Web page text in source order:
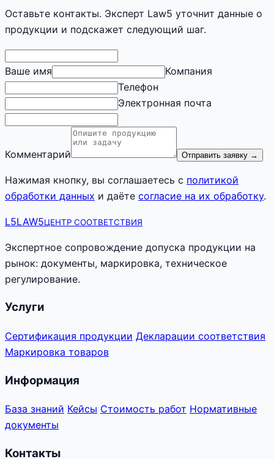
Оставьте контакты. Эксперт Law5 уточнит данные о
продукции и подскажет следующий шаг.
Ваше имя
Компания
Телефон
Электронная почта
Комментарий Отправить заявку →
Нажимая кнопку, вы соглашаетесь с политикой
обработки данных и даёте согласие на их обработку.
L5LAW5ЦЕНТР СООТВЕТСТВИЯ
Экспертное сопровождение допуска продукции на
рынок: документы, маркировка, техническое
регулирование.
Услуги
Сертификация продукции Декларации соответствия
Маркировка товаров
Информация
База знаний Кейсы Стоимость работ Нормативные
документы
Контакты